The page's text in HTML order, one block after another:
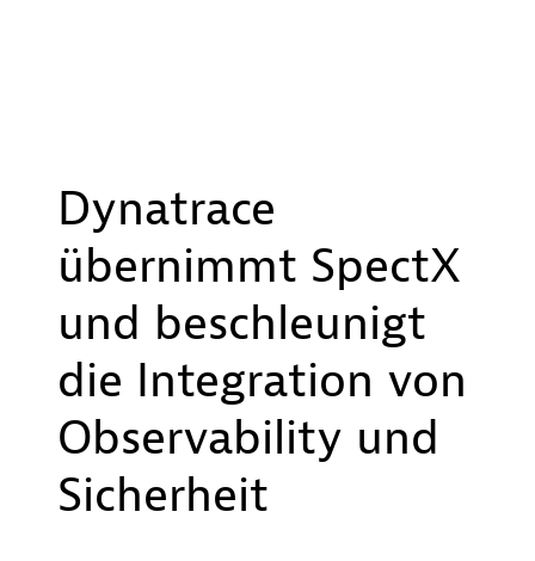
Dynatrace
übernimmt SpectX
und beschleunigt
die Integration von
Observability und
Sicherheit